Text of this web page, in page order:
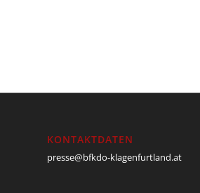
KONTAKTDATEN
presse@bfkdo-klagenfurtland.at